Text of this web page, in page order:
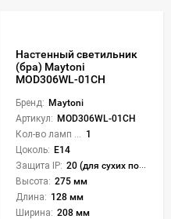
Настенный светильник
(бра) Maytoni
MOD306WL-01CH
Бренд: Maytoni
Артикул: MOD306WL-01CH
1
Цоколь: E14
Защита IP: 20 (для сухих пом.)
Высота: 275 мм
Длина: 128 мм
Ширина: 208 мм